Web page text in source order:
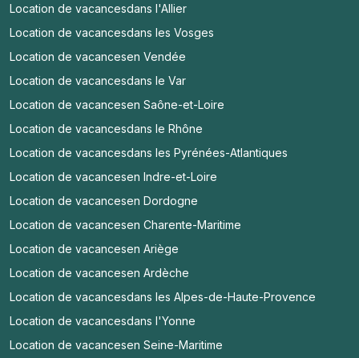
Location de vacancesdans l'Allier
Location de vacancesdans les Vosges
Location de vacancesen Vendée
Location de vacancesdans le Var
Location de vacancesen Saône-et-Loire
Location de vacancesdans le Rhône
Location de vacancesdans les Pyrénées-Atlantiques
Location de vacancesen Indre-et-Loire
Location de vacancesen Dordogne
Location de vacancesen Charente-Maritime
Location de vacancesen Ariège
Location de vacancesen Ardèche
Location de vacancesdans les Alpes-de-Haute-Provence
Location de vacancesdans l'Yonne
Location de vacancesen Seine-Maritime